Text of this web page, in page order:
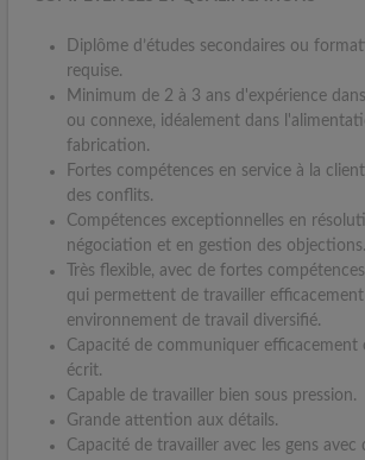
Diplôme d’études secondaires ou
requise.
Minimum de 2 à 3 ans d'expérience
ou connexe, idéalement dans
fabrication.
Fortes compétences en service à la
des conflits.
Compétences exceptionnelles en
négociation et en gestion des objections.
Très flexible, avec de fortes
qui permettent de travailler
environnement de travail diversifié.
Capacité de communiquer efficacement
écrit.
Capable de travailler bien sous pression.
Grande attention aux détails.
Capacité de travailler avec les gens avec